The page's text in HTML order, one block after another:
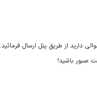
دارید از طریق پنل ارسال فرمائید.
صبور باشید!